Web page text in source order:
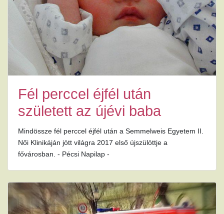
Fél perccel éjfél után
született az újévi baba
Mindössze fél perccel éjfél után a Semmelweis Egyetem II.
Női Klinikáján jött világra 2017 első újszülöttje a
fővárosban. - Pécsi Napilap -